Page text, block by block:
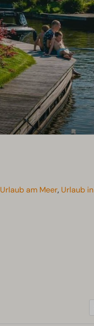
Urlaub am Meer, Urlaub